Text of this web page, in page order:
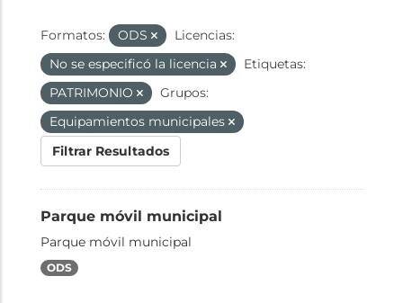
Formatos: ODS
Licencias:
No se especificó la licencia
Etiquetas:
PATRIMONIO
Grupos:
Equipamientos municipales
Filtrar Resultados
Parque móvil municipal
Parque móvil municipal
ODS